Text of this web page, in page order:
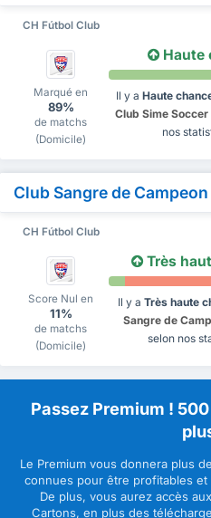
CH Fútbol Club
Marqué en
89%
de matchs
(Domicile)
Haute
Il y a Haute
Club Sime Soccer
nos
Club Sangre de Campeon
CH Fútbol Club
Score Nul en
11%
de matchs
(Domicile)
Très
Il y a Très haute
Sangre de
selon nos
Passez Premium !
Le Premium vous donnera plus
connues pour être profitables
De plus, vous aurez accès
Cartons, en plus des